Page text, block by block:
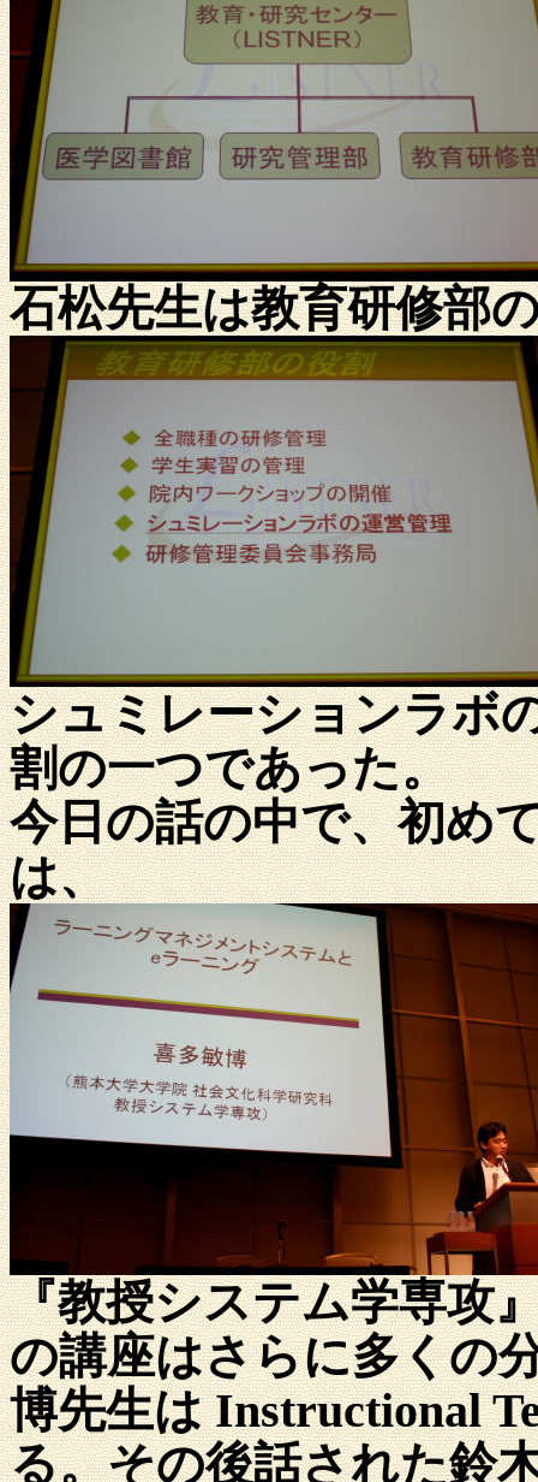
石松先生は教育研修部
シュミレーションラボ
割の一つであった。
今日の話の中で、初め
は、
『教授システム学専攻
の講座はさらに多くの
博先生は Instructional
る。その後話された鈴